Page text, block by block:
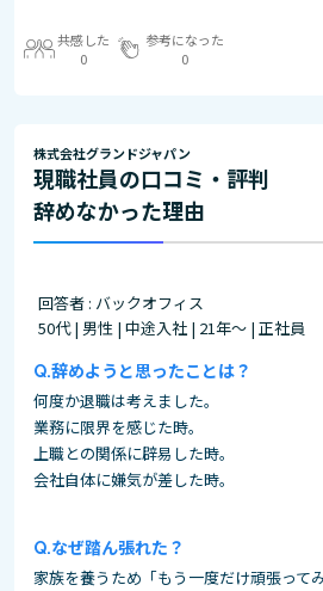
共感した
0
参考になった
0
株式会社グランドジャパン
現職社員の口コミ・評判
辞めなかった理由
回答者 : バックオフィス
50代 | 男性 | 中途入社 | 21年～ | 正社員
辞めようと思ったことは？
何度か退職は考えました。
業務に限界を感じた時。
上職との関係に辟易した時。
会社自体に嫌気が差した時。
なぜ踏ん張れた？
家族を養うため「もう一度だけ頑張って